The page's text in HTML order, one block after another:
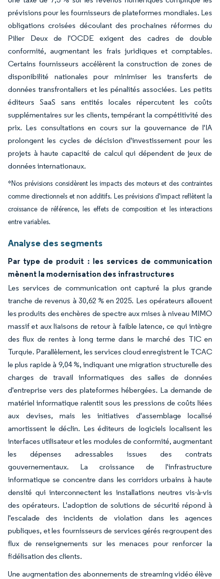
prévisions pour les fournisseurs de plateformes mondiales. Les
obligations croisées découlant des prochaines réformes du
Pilier Deux de l'OCDE exigent des cadres de double
conformité, augmentant les frais juridiques et comptables.
Certains fournisseurs accélèrent la construction de zones de
disponibilité nationales pour minimiser les transferts de
données transfrontaliers et les pénalités associées. Les petits
éditeurs SaaS sans entités locales répercutent les coûts
supplémentaires sur les clients, tempérant la compétitivité des
prix. Les consultations en cours sur la gouvernance de l'IA
prolongent les cycles de décision d'investissement pour les
projets à haute capacité de calcul qui dépendent de jeux de
données internationaux.
*Nos prévisions considèrent les impacts des moteurs et des contraintes
comme directionnels et non additifs. Les prévisions d'impact reflètent la
croissance de référence, les effets de composition et les interactions
entre variables.
Analyse des segments
Par type de produit : les services de communication
mènent la modernisation des infrastructures
Les services de communication ont capturé la plus grande
tranche de revenus à 30,62 % en 2025. Les opérateurs allouent
les produits des enchères de spectre aux mises à niveau MIMO
massif et aux liaisons de retour à faible latence, ce qui intègre
des flux de rentes à long terme dans le marché des TIC en
Turquie. Parallèlement, les services cloud enregistrent le TCAC
le plus rapide à 9,04 %, indiquant une migration structurelle des
charges de travail informatiques des salles de données
d'entreprise vers des plateformes hébergées. La demande de
matériel informatique ralentit sous les pressions de coûts liées
aux devises, mais les initiatives d'assemblage localisé
amortissent le déclin. Les éditeurs de logiciels localisent les
interfaces utilisateur et les modules de conformité, augmentant
les dépenses adressables issues des contrats
gouvernementaux. La croissance de l'infrastructure
informatique se concentre dans les corridors urbains à haute
densité qui interconnectent les installations neutres vis-à-vis
des opérateurs. L'adoption de solutions de sécurité répond à
l'escalade des incidents de violation dans les agences
publiques, et les fournisseurs de services gérés regroupent des
flux de renseignements sur les menaces pour renforcer la
fidélisation des clients.
Une augmentation des abonnements de streaming vidéo élève